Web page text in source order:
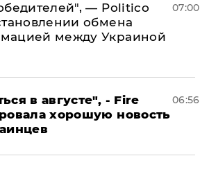
— Politico
обмена
между Украиной
07:00
в августе", - Fire
хорошую новость
06:56